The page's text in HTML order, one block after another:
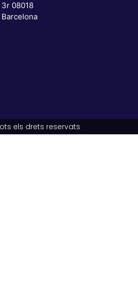
3r 08018
Barcelona
els drets reservats